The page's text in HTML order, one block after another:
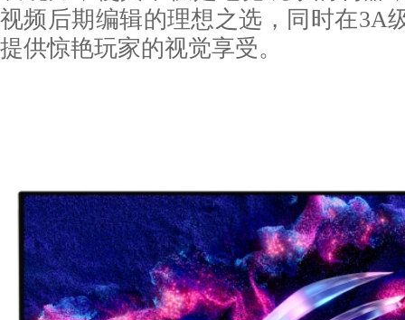
视频后期编辑的理想之选，同时在3A
提供惊艳玩家的视觉享受。